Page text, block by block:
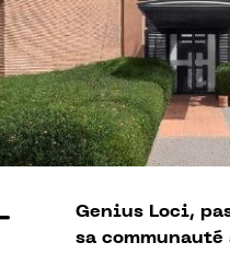
Genius Loci,
sa